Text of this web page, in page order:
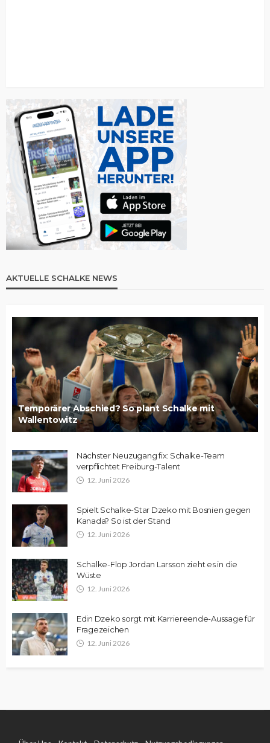
AKTUELLE SCHALKE NEWS
Temporärer Abschied? So plant Schalke mit
Wallentowitz
Nächster Neuzugang fix: Schalke-Team
verpflichtet Freiburg-Talent
12. Juni 2026
Spielt Schalke-Star Dzeko mit Bosnien gegen
Kanada? So ist der Stand
12. Juni 2026
Schalke-Flop Jordan Larsson zieht es in die
Wüste
12. Juni 2026
Edin Dzeko sorgt mit Karriereende-Aussage für
Fragezeichen
12. Juni 2026